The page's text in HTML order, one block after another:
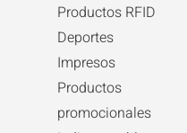
Productos RFID
Deportes
Impresos
Productos
promocionales